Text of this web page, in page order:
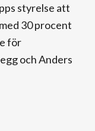
styrelse att
30 procent
för
och Anders